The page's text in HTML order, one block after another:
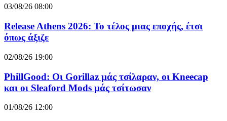
03/08/26 08:00
Release Athens 2026: Το τέλος μιας εποχής, έτσι
όπως άξιζε
02/08/26 19:00
PhillGood: Οι Gorillaz μάς τσίλαραν, οι Kneecap
και οι Sleaford Mods μάς τσίτωσαν
01/08/26 12:00